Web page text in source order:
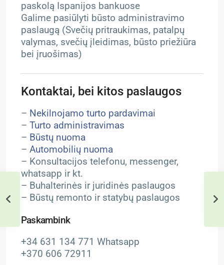
paskolą Ispanijos bankuose
Galime pasiūlyti būsto administravimo
paslaugą (Svečių pritraukimas, patalpų
valymas, svečių įleidimas, būsto priežiūra
bei įruošimas)
Kontaktai, bei kitos paslaugos
– Nekilnojamo turto pardavimai
– Turto administravimas
– Būstų nuoma
– Automobilių nuoma
– Konsultacijos telefonu, messenger,
whatsapp ir kt.
– Buhalterinės ir juridinės paslaugos
– Būstų remonto ir statybų paslaugos
Paskambink
+34 631 134 771 Whatsapp
+370 606 72911